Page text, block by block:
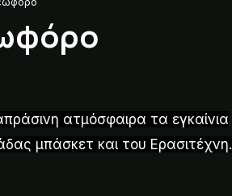
ατμόσφαιρα τα εγκαίνια
μπάσκετ και του Ερασιτέχνη.